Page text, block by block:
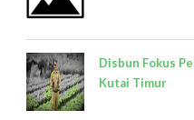
Disbun Fokus
Kutai Timur